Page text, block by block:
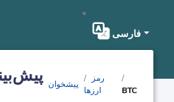
فارسی
پیشخوان
رمز
ارزها
BTC